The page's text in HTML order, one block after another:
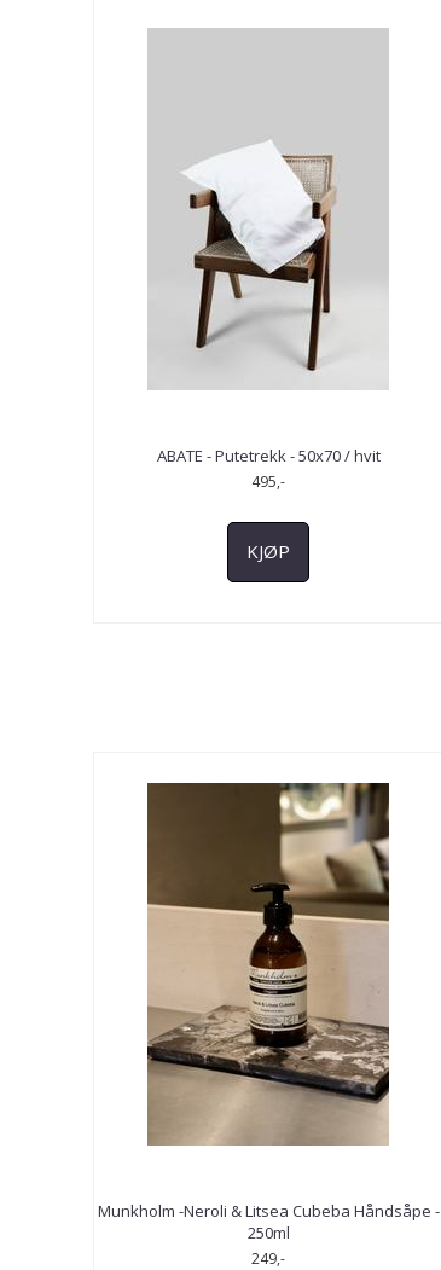
ABATE - Putetrekk - 50x70 / hvit
495,-
KJØP
Munkholm -Neroli & Litsea Cubeba Håndsåpe -
250ml
249,-